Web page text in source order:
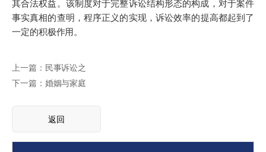
其合法权益 。该制度对于完整诉讼结构形态的构成，对于案件
事实真相的查明， 程序正义 的实现， 诉讼效率的提高都起到了
一定的积极作用。
上一篇：民事诉讼之
下一篇：婚姻与家庭
返回